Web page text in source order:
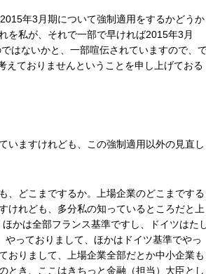
年3月期について強制適用をするかどうか
を私が、それで一部で早ければ2015年3月
はないかと、一部喧伝されていますので、
ておりませんということを申し上げておる
いますけれども、この強制適用以外の見直し
、どこまでするか。上場企業のどこまでする
けれども、多分私の知っているところだと上
かは全部フランス基準ですし、ドイツはた
っておりまして、ほかはドイツ基準でやっ
おりまして、上場企業全部だとか中小企業も
とき、ここはきちっと金融（担当）大臣とし